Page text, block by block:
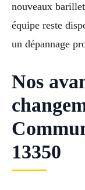
nouveaux
équipe reste
un dépannage
Nos
13350